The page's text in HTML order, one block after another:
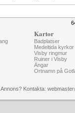
Kartor
Badplatser
Medeltida kyrkor
Visby ringmur
Ruiner i Visby
Ängar
Ortnamn på
Annons? Kontakta: